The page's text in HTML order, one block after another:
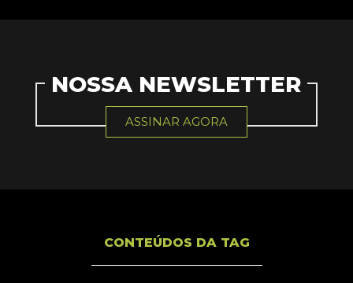
NOSSA NEWSLETTER
ASSINAR AGORA
CONTEÚDOS DA TAG